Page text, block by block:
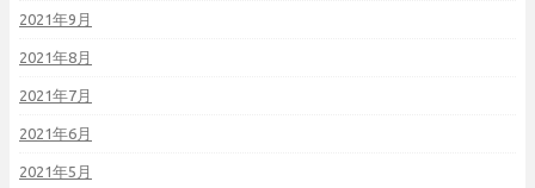
2021年9月
2021年8月
2021年7月
2021年6月
2021年5月